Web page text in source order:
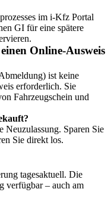
im i-Kfz Portal
GI für eine spätere
Online-Ausweis
ist keine
erforderlich. Sie
Fahrzeugschein und
Neuzulassung. Sparen Sie
Sie direkt los.
tagesaktuell. Die
verfügbar – auch am